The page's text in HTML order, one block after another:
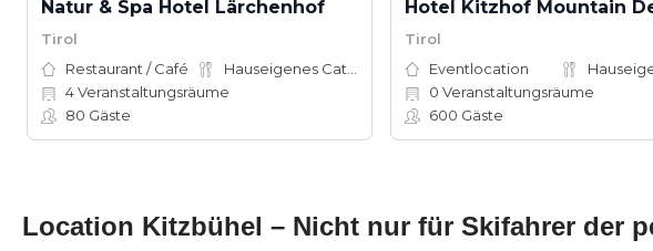
Natur & Spa Hotel Lärchenhof
Tirol
Restaurant / Café
4Veranstaltungsräume
80 Gäste
Tirol
Eventlocation
0 Veranstaltungsräume
600 Gäste
Location Kitzbühel – Nicht nur für Skifahrer der